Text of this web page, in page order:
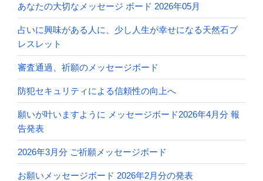
あなたの大切なメッセージ ボード 2026年05月
占いに興味がある人に、少し人生が幸せになる天然石ブ
レスレット
審査通過、祈願のメッセージボード
防犯セキュリティによる信頼性の向上へ
願いが叶いますように メッセージボード2026年4月分 報
告発表
2026年3月分 ご祈願メッセージボード
お願いメッセージボード 2026年2月分の発表